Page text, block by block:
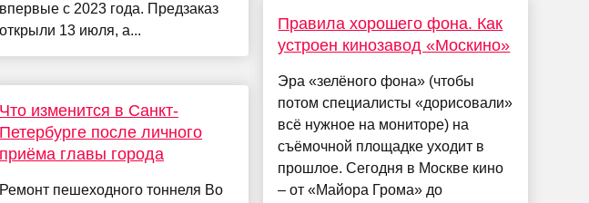
впервые с 2023 года. Предзаказ
открыли 13 июля, а...
Что изменится в Санкт-
Петербурге после личного
приёма главы города
Ремонт пешеходного тоннеля Во
Правила хорошего фона. Как
устроен кинозавод «Москино»
Эра «зелёного фона» (чтобы
потом специалисты «дорисовали»
всё нужное на мониторе) на
съёмочной площадке уходит в
прошлое. Сегодня в Москве кино
– от «Майора Грома» до